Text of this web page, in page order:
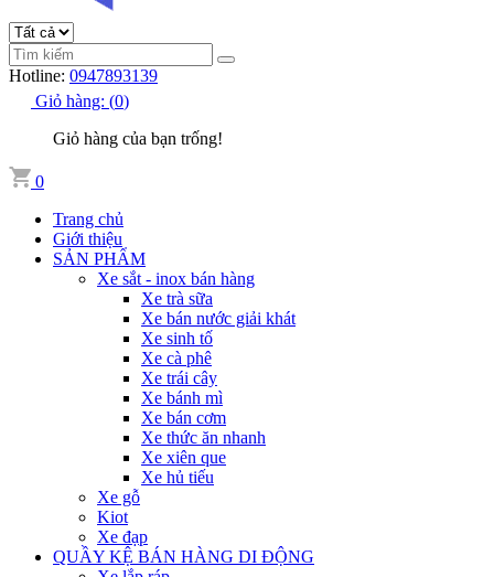
Hotline: 0947893139
Giỏ hàng: (0)
Giỏ hàng của bạn trống!
0
Trang chủ
Giới thiệu
SẢN PHẨM
Xe sắt - inox bán hàng
Xe trà sữa
Xe bán nước giải khát
Xe sinh tố
Xe cà phê
Xe trái cây
Xe bánh mì
Xe bán cơm
Xe thức ăn nhanh
Xe xiên que
Xe hủ tiếu
Xe gỗ
Kiot
Xe đạp
QUẦY KỆ BÁN HÀNG DI ĐỘNG